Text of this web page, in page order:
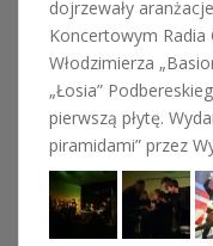
dojrzewały
Koncertowym
Włodzimierza
„Łosia”
pierwszą płytę.
piramidami” przez